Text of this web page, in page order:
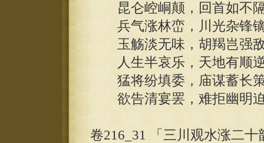
昆仑崆峒颠，回首如不隔
兵气涨林峦，川光杂锋镝
玉觞淡无味，胡羯岂强敌
人生半哀乐，天地有顺逆
猛将纷填委，庙谋蓄长策
欲告清宴罢，难拒幽明迫
卷216_31 「三川观水涨二十